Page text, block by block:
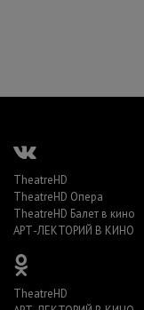
TheatreHD
TheatreHD Опера
TheatreHD Балет в кино
АРТ-ЛЕКТОРИЙ В КИНО
TheatreHD